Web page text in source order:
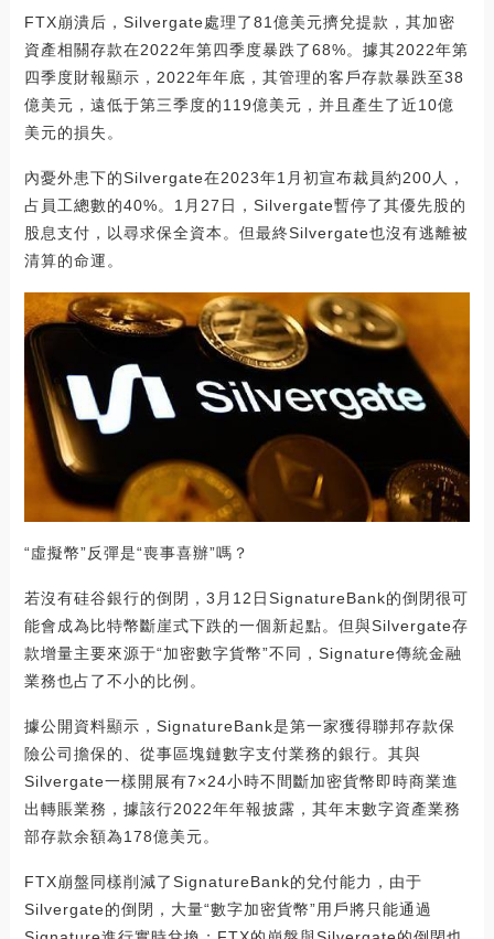
FTX崩潰后，Silvergate處理了81億美元擠兌提款，其加密
資產相關存款在2022年第四季度暴跌了68%。據其2022年第
四季度財報顯示，2022年年底，其管理的客戶存款暴跌至38
億美元，遠低于第三季度的119億美元，并且產生了近10億
美元的損失。
內憂外患下的Silvergate在2023年1月初宣布裁員約200人，
占員工總數的40%。1月27日，Silvergate暫停了其優先股的
股息支付，以尋求保全資本。但最終Silvergate也沒有逃離被
清算的命運。
“虛擬幣”反彈是“喪事喜辦”嗎？
若沒有硅谷銀行的倒閉，3月12日SignatureBank的倒閉很可
能會成為比特幣斷崖式下跌的一個新起點。但與Silvergate存
款增量主要來源于“加密數字貨幣”不同，Signature傳統金融
業務也占了不小的比例。
據公開資料顯示，SignatureBank是第一家獲得聯邦存款保
險公司擔保的、從事區塊鏈數字支付業務的銀行。其與
Silvergate一樣開展有7×24小時不間斷加密貨幣即時商業進
出轉賬業務，據該行2022年年報披露，其年末數字資產業務
部存款余額為178億美元。
FTX崩盤同樣削減了SignatureBank的兌付能力，由于
Silvergate的倒閉，大量“數字加密貨幣”用戶將只能通過